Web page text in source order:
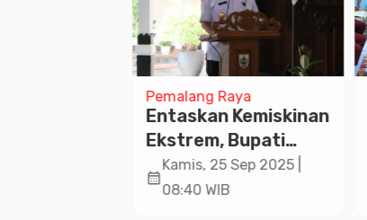
Pemalang Raya
Entaskan Kemiskinan
Ekstrem, Bupati
Pemalang Fokus
Pemenuhan Layanan
calendar_month
Kamis, 25 Sep 2025 |
08:40 WIB